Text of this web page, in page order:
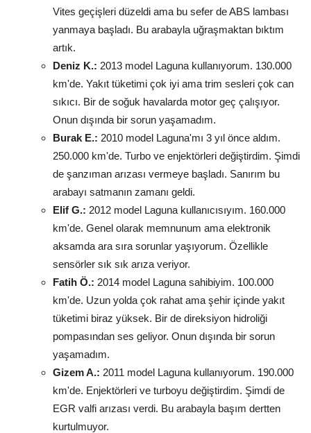
Vites geçişleri düzeldi ama bu sefer de ABS lambası
yanmaya başladı. Bu arabayla uğraşmaktan bıktım
artık.
Deniz K.: 2013 model Laguna kullanıyorum. 130.000
km'de. Yakıt tüketimi çok iyi ama trim sesleri çok can
sıkıcı. Bir de soğuk havalarda motor geç çalışıyor.
Onun dışında bir sorun yaşamadım.
Burak E.: 2010 model Laguna'mı 3 yıl önce aldım.
250.000 km'de. Turbo ve enjektörleri değiştirdim. Şimdi
de şanzıman arızası vermeye başladı. Sanırım bu
arabayı satmanın zamanı geldi.
Elif G.: 2012 model Laguna kullanıcısıyım. 160.000
km'de. Genel olarak memnunum ama elektronik
aksamda ara sıra sorunlar yaşıyorum. Özellikle
sensörler sık sık arıza veriyor.
Fatih Ö.: 2014 model Laguna sahibiyim. 100.000
km'de. Uzun yolda çok rahat ama şehir içinde yakıt
tüketimi biraz yüksek. Bir de direksiyon hidroliği
pompasından ses geliyor. Onun dışında bir sorun
yaşamadım.
Gizem A.: 2011 model Laguna kullanıyorum. 190.000
km'de. Enjektörleri ve turboyu değiştirdim. Şimdi de
EGR valfi arızası verdi. Bu arabayla başım dertten
kurtulmuyor.